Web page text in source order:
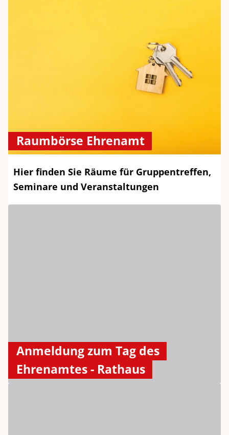
Raumbörse Ehrenamt
Hier finden Sie Räume für Gruppentreffen,
Seminare und Veranstaltungen
Anmeldung zum Tag des
Ehrenamtes - Rathaus